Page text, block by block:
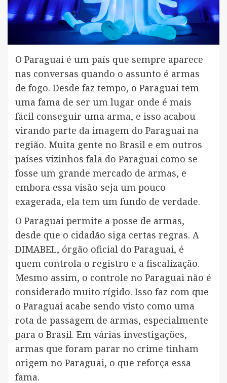
O Paraguai é um país que sempre aparece
nas conversas quando o assunto é armas
de fogo. Desde faz tempo, o Paraguai tem
uma fama de ser um lugar onde é mais
fácil conseguir uma arma, e isso acabou
virando parte da imagem do Paraguai na
região. Muita gente no Brasil e em outros
países vizinhos fala do Paraguai como se
fosse um grande mercado de armas, e
embora essa visão seja um pouco
exagerada, ela tem um fundo de verdade.
O Paraguai permite a posse de armas,
desde que o cidadão siga certas regras. A
DIMABEL, órgão oficial do Paraguai, é
quem controla o registro e a fiscalização.
Mesmo assim, o controle no Paraguai não é
considerado muito rígido. Isso faz com que
o Paraguai acabe sendo visto como uma
rota de passagem de armas, especialmente
para o Brasil. Em várias investigações,
armas que foram parar no crime tinham
origem no Paraguai, o que reforça essa
fama.